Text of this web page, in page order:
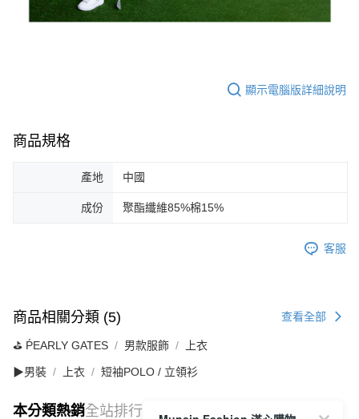
顯示電腦版詳細說明
商品規格
產地 中國
成份 聚酯纖維85%棉15%
客服
商品相關分類 (5) 查看全部
⛳️ ṔEARLY GATES 男款服飾 上衣
▶男裝 上衣 短袖POLO / 立領衫
本分類熱銷全站排行